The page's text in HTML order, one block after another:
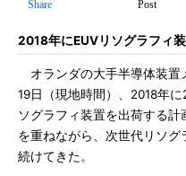
Share Post
2018年にEUVリソグラフィ
オランダの大手半導体装置
19日（現地時間）、2018年
ソグラフィ装置を出荷する
を重ねながら、次世代リソ
続けてきた。